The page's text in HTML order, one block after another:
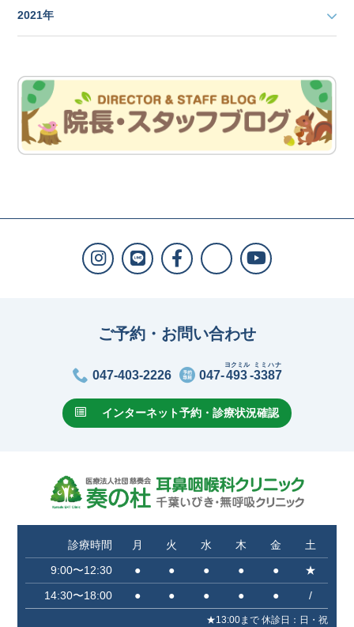
2021年
ご予約・お問い合わせ
047-403-2226 047-493
ヨクミル
-3387
ミミハナ
インターネット予約・診療状況確認
診療時間 月 火 水 木 金
土
9:00〜12:30
● ● ● ● ●
★
14:30〜18:00
● ● ● ● ● /
★13:00まで 休診⽇：⽇・祝